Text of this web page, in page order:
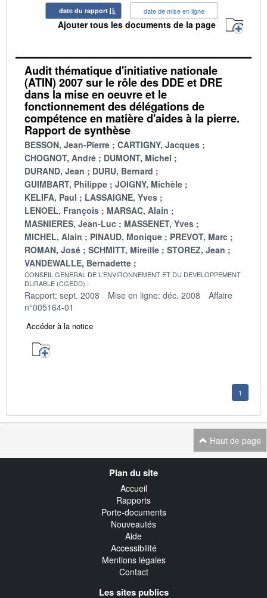
date du rapport date de mise en ligne
Ajouter tous les documents de la page
Audit thématique d'initiative nationale
(ATIN) 2007 sur le rôle des DDE et DRE
dans la mise en oeuvre et le
fonctionnement des délégations de
compétence en matière d'aides à la pierre.
Rapport de synthèse
BESSON, Jean-Pierre
CARTIGNY, Jacques
CHOGNOT, André
DUMONT, Michel
DURAND, Jean
DURU, Bernard
GUIMBART, Philippe
JOIGNY, Michèle
KELIFA, Paul
LASSAIGNE, Yves
LENOEL, François
MARSAC, Alain
MASNIERES, Jean-Luc
MASSENET, Yves
MICHEL, Alain
PINAUD, Monique
PREVOT, Marc
ROMAN, José
SCHMITT, Mireille
STOREZ, Jean
VANDEWALLE, Bernadette
CONSEIL GENERAL DE L'ENVIRONNEMENT ET DU DEVELOPPEMENT
DURABLE (CGEDD)
Rapport: sept. 2008 Mise en ligne: déc. 2008
Affaire
n°005164-01
Accéder à la notice
1
Haut de page
Plan du site
Accueil
Rapports
Porte-documents
Nouveautés
Aide
Accessibilité
Mentions légales
Contact
Les sites publics